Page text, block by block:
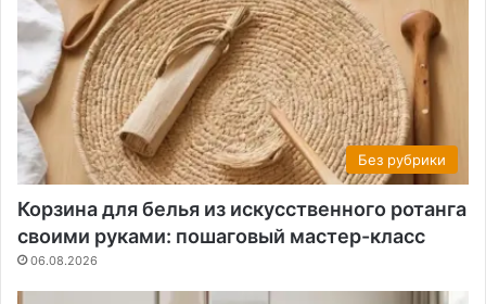
Без рубрики
Корзина для белья из искусственного ротанга
своими руками: пошаговый мастер-класс
06.08.2026